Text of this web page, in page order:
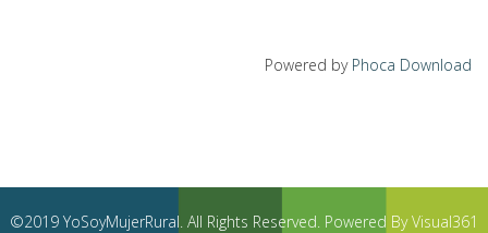
Powered by Phoca Download
©2019 YoSoyMujerRural. All Rights Reserved. Powered By Visual361